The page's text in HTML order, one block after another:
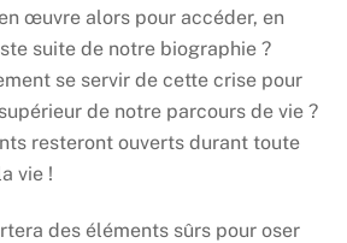
œuvre alors pour accéder, en
suite de notre biographie ?
se servir de cette crise pour
de notre parcours de vie ?
resteront ouverts durant toute
vie !
des éléments sûrs pour oser